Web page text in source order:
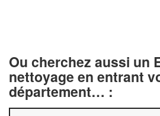
Ou cherchez aussi un
nettoyage en entrant
département… :